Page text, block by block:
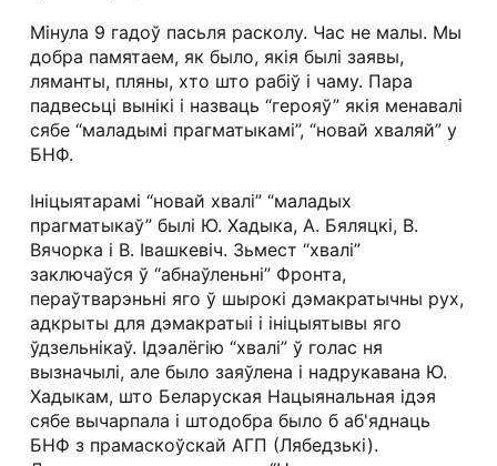
Мінула 9 гадоў пасьля расколу. Час не малы. Мы
добра памятаем, як было, якія былі заявы,
ляманты, пляны, хто што рабіў і чаму. Пара
падвесьці вынікі і назваць “герояў” якія менавалі
сябе “маладымі прагматыкамі”, “новай хваляй” у
БНФ.
Ініцыятарамі “новай хвалі” “маладых
прагматыкаў” былі Ю. Хадыка, А. Бяляцкі, В.
Вячорка і В. Івашкевіч. Зьмест “хвалі”
заключаўся ў “абнаўленьні” Фронта,
пераўтварэньні яго ў шырокі дэмакратычны рух,
адкрыты для дэмакратыі і ініцыятывы яго
ўдзельнікаў. Ідэалёгію “хвалі” ў голас ня
вызначылі, але было заяўлена і надрукавана Ю.
Хадыкам, што Беларуская Нацыянальная ідэя
сябе вычарпала і штодобра было б аб'яднаць
БНФ з прамаскоўскай АГП (Лябедзькі).